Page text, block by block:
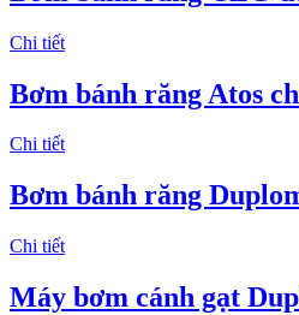
Chi tiết
Bơm bánh răng Atos
Chi tiết
Bơm bánh răng
Chi tiết
Máy bơm cánh gạt